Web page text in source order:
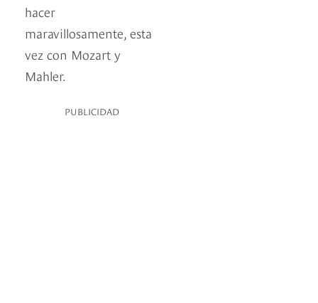
hacer
maravillosamente, esta
vez con Mozart y
Mahler.
PUBLICIDAD